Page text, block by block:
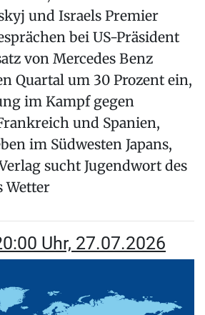
und Israels Premier
bei US-Präsident
von Mercedes Benz
Quartal um 30 Prozent ein,
im Kampf gegen
und Spanien,
im Südwesten Japans,
sucht Jugendwort des
Wetter
Uhr, 27.07.2026